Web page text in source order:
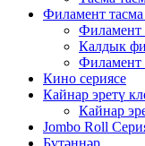
Филамент тасма
Филамент
Калдык
Филамент
Кино сериясе
Кайнар эретү
Кайнар
Jombo Roll
Бүтәннәр